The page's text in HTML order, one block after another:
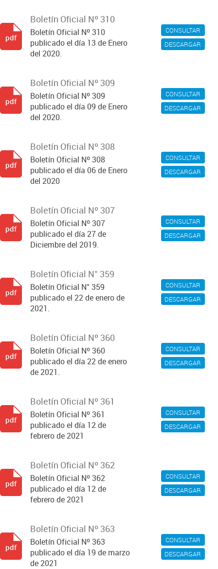
CONSULTAR
DESCARGAR
Boletín Oficial Nº 310
Boletín Oficial Nº 310
publicado el día 13 de Enero
del 2020.
pdf
CONSULTAR
DESCARGAR
Boletín Oficial Nº 309
Boletín Oficial Nº 309
publicado el día 09 de Enero
del 2020.
pdf
CONSULTAR
DESCARGAR
Boletín Oficial Nº 308
Boletín Oficial Nº 308
publicado el día 06 de Enero
del 2020
pdf
CONSULTAR
DESCARGAR
Boletín Oficial Nº 307
Boletín Oficial Nº 307
publicado el día 27 de
Diciembre del 2019.
pdf
CONSULTAR
DESCARGAR
Boletín Oficial N° 359
Boletín Oficial N° 359
publicado el 22 de enero de
2021.
pdf
CONSULTAR
DESCARGAR
Boletín Oficial Nº 360
Boletín Oficial Nº 360
publicado el día 22 de enero
de 2021.
pdf
CONSULTAR
DESCARGAR
Boletín Oficial Nº 361
Boletín Oficial Nº 361
publicado el día 12 de
febrero de 2021
pdf
CONSULTAR
DESCARGAR
Boletín Oficial Nº 362
Boletín Oficial Nº 362
publicado el día 12 de
febrero de 2021
pdf
CONSULTAR
DESCARGAR
Boletín Oficial Nº 363
Boletín Oficial Nº 363
publicado el día 19 de marzo
de 2021
pdf